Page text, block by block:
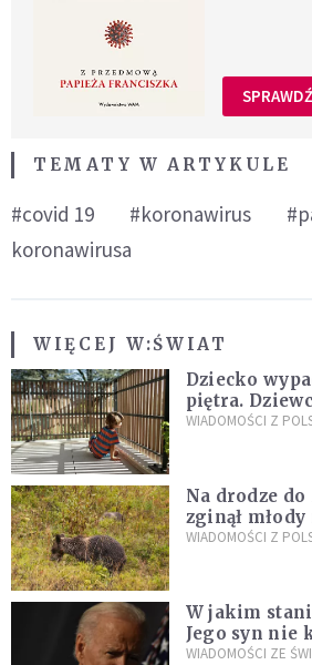
TEMATY W ARTYKULE
#covid 19 #koronawirus
koronawirusa
WIĘCEJ W:ŚWIAT
Dziecko
piętra.
sąsiedzi
WIADOMOŚCI Z
Na drodze
zginął
Sprawę bada
WIADOMOŚCI Z
W jakim
Jego syn nie
WIADOMOŚCI ZE